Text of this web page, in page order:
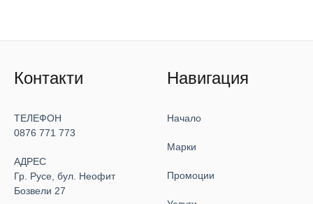
Контакти
ТЕЛЕФОН
0876 771 773
АДРЕС
Гр. Русе, бул. Неофит
Бозвели 27
Навигация
Начало
Марки
Промоции